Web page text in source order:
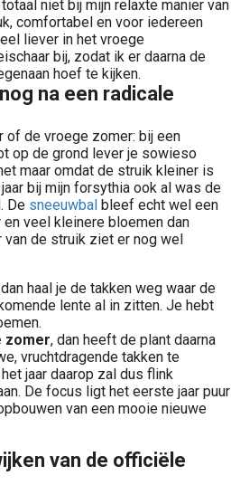
niet bij mijn relaxte manier van
comfortabel en voor iedereen
liever in het vroege
bij, zodat ik er daarna de
hoef te kijken.
na een radicale
of de vroege zomer: bij een
op de grond lever je sowieso
maar omdat de struik kleiner is
bij mijn forsythia ook al was de
De sneeuwbal bleef echt wel een
veel kleinere bloemen dan
van de struik ziet er nog wel
haal je de takken weg waar de
lente al in zitten. Je hebt
zomer, dan heeft de plant daarna
vruchtdragende takken te
jaar daarop zal dus flink
De focus ligt het eerste jaar puur
van een mooie nieuwe
van de officiële